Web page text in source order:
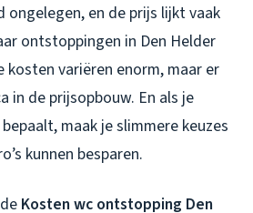
en de prijs lijkt vaak
ontstoppingen in Den Helder
kosten variëren enorm, maar er
in de prijsopbouw. En als je
maak je slimmere keuzes
kunnen besparen.
Kosten wc ontstopping Den